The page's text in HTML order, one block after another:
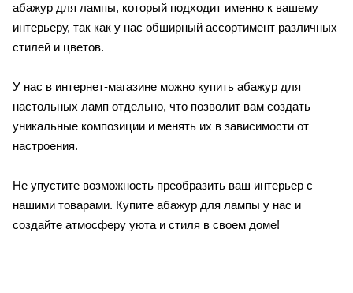
абажур для лампы, который подходит именно к вашему
интерьеру, так как у нас обширный ассортимент различных
стилей и цветов.
У нас в интернет-магазине можно купить абажур для
настольных ламп отдельно, что позволит вам создать
уникальные композиции и менять их в зависимости от
настроения.
Не упустите возможность преобразить ваш интерьер с
нашими товарами. Купите абажур для лампы у нас и
создайте атмосферу уюта и стиля в своем доме!